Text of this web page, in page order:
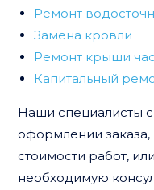
Ремонт
Замена кровли
Ремонт крыши
Капитальный
Наши специалисты
оформлении
стоимости работ,
необходимую